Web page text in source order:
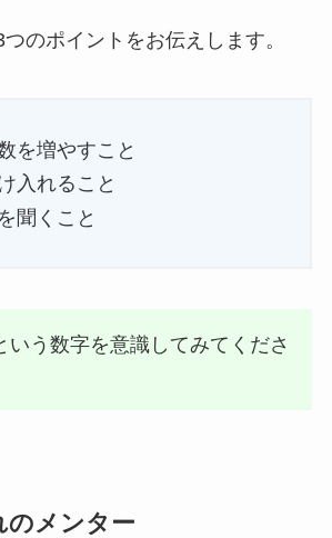
のポイントをお伝えします。
を増やすこと
入れること
聞くこと
いう数字を意識してみてくださ
のメンター